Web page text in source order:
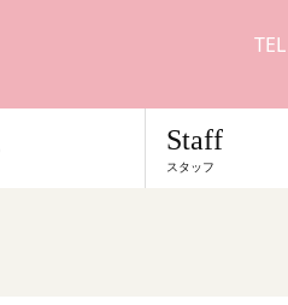
TEL
Staff
スタッフ